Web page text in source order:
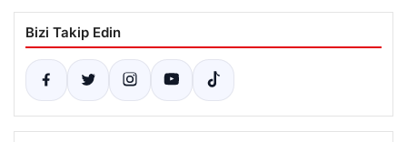
Bizi Takip Edin